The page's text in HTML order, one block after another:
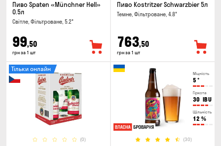
Пиво Spaten «Münchner Hell»
0.5л
Світле, Фільтроване, 5.2°
99,50
грн за 1 шт
Пиво Kostritzer Schwarzbier 5л
Темне, Фільтроване, 4.8°
763,50
грн за 1 шт
(0)
Тільки онлайн
Міцність
5 °
Гіркота
30 IBU
Щільність
12 %
(30)